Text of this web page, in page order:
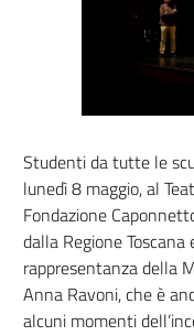
Studenti da tutte le
lunedì 8 maggio, al
Fondazione
dalla Regione
rappresentanza della
Anna Ravoni, che è
alcuni momenti